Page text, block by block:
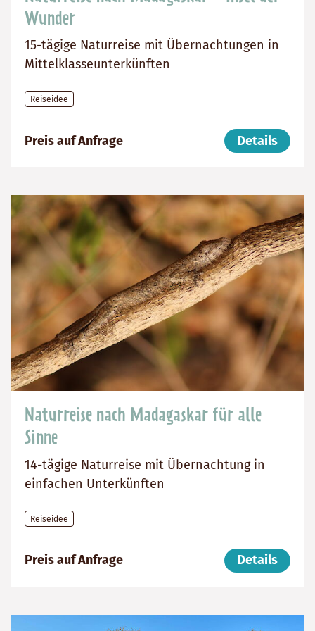
Wunder
15-tägige Naturreise mit Übernachtungen in
Mittelklasseunterkünften
Reiseidee
Preis auf Anfrage Details
15
Madagaskar
Naturreise nach Madagaskar für alle
Sinne
14-tägige Naturreise mit Übernachtung in
einfachen Unterkünften
Reiseidee
Preis auf Anfrage Details
14
Madagaskar